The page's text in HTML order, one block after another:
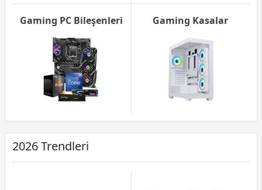
Gaming PC Bileşenleri Gaming Kasalar
2026 Trendleri